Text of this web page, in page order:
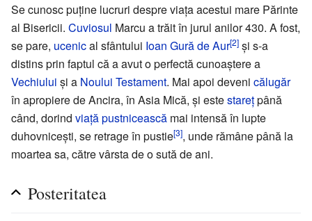
Se cunosc puține lucruri despre viața acestui mare Părinte
al Bisericii. Cuviosul Marcu a trăit în jurul anilor 430. A fost,
se pare, ucenical sfântului Ioan Gură de Aur[2] și s-a
distins prin faptul că a avut o perfectă cunoaștere a
Vechiului și a Noului Testament. Mai apoi deveni călugăr
în apropiere de Ancira, în Asia Mică, și estestarețpână
când, dorind viață pustnicească mai intensă în lupte
duhovnicești, se retrage în pustie[3], unde rămâne până la
moartea sa, către vârsta de o sută de ani.
Posteritatea